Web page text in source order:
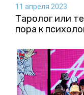
11 апреля 2023
Таролог или
пора к